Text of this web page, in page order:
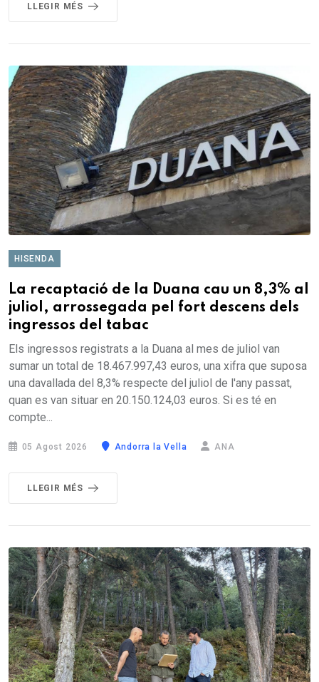
LLEGIR MÉS
HISENDA
La recaptació de la Duana cau un 8,3% al
juliol, arrossegada pel fort descens dels
ingressos del tabac
Els ingressos registrats a la Duana al mes de juliol van
sumar un total de 18.467.997,43 euros, una xifra que suposa
una davallada del 8,3% respecte del juliol de l'any passat,
quan es van situar en 20.150.124,03 euros. Si es té en
compte...
05 Agost 2026 Andorra la Vella ANA
LLEGIR MÉS